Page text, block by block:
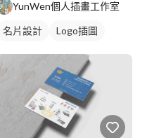
YunWen個人插畫工作室
名片設計 Logo插圖